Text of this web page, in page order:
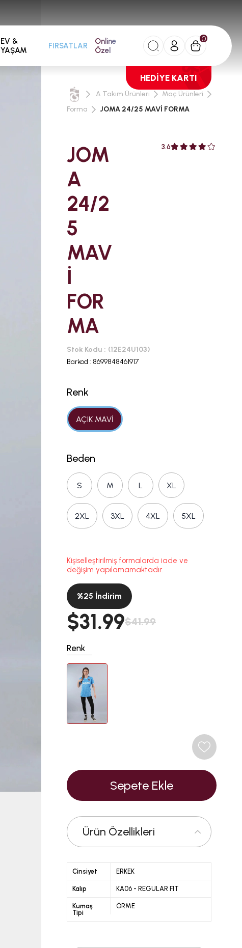
EV &
YAŞAM
FIRSATLAR
Online
Özel
0
HEDİYE KARTI
A Takım Ürünleri
Maç Ürünleri
Forma
JOMA 24/25 MAVİ FORMA
JOM
A
24/2
5
MAV
İ
FOR
MA
3.6
Stok Kodu
(12E24U103)
Barkod : 8699848461917
Renk
AÇIK MAVİ
Beden
S M L XL
2XL 3XL 4XL 5XL
Kişiselleştirilmiş formalarda iade ve
değişim yapılamamaktadır.
%25 İndirim
$41.99
$31.99
Renk
Ürün Özellikleri
Cinsiyet ERKEK
Kalıp KA06 - REGULAR FIT
Kumaş
Tipi
ÖRME